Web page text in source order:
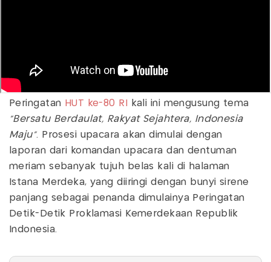
Peringatan HUT ke-80 RI
kali ini mengusung tema
“Bersatu Berdaulat, Rakyat Sejahtera, Indonesia
Maju”. Prosesi upacara akan dimulai dengan
laporan dari komandan upacara dan dentuman
meriam sebanyak tujuh belas kali di halaman
Istana Merdeka, yang diiringi dengan bunyi sirene
panjang sebagai penanda dimulainya Peringatan
Detik-Detik Proklamasi Kemerdekaan Republik
Indonesia.